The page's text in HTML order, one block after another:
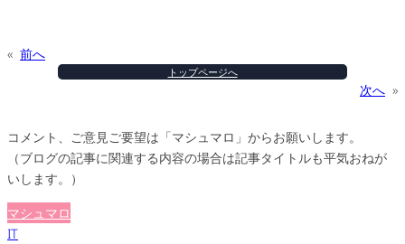
« 前へ
トップページへ
次へ »
コメント、ご意見ご要望は「マシュマロ」からお願いします。
（ブログの記事に関連する内容の場合は記事タイトルも平気おねが
いします。）
マシュマロ
IT